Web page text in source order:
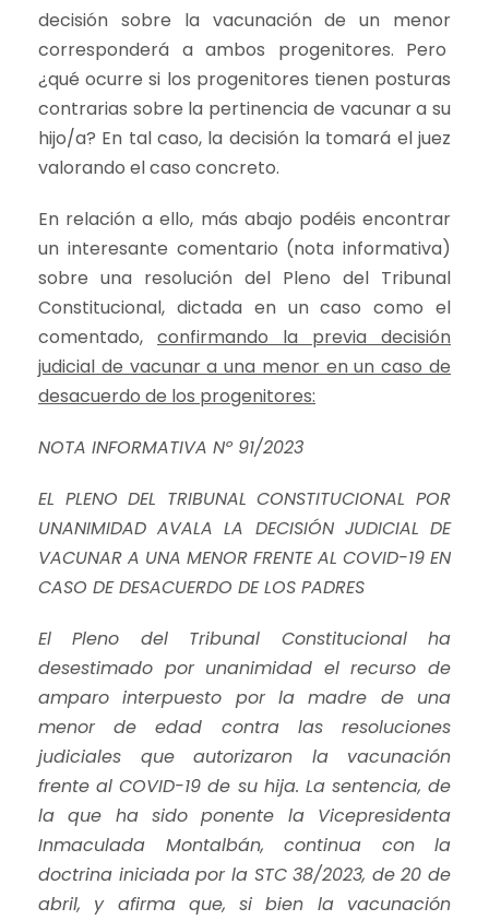
decisión sobre la vacunación de un menor
corresponderá a ambos progenitores. Pero
¿qué ocurre si los progenitores tienen posturas
contrarias sobre la pertinencia de vacunar a su
hijo/a? En tal caso, la decisión la tomará el juez
valorando el caso concreto.
En relación a ello, más abajo podéis encontrar
un interesante comentario (nota informativa)
sobre una resolución del Pleno del Tribunal
Constitucional, dictada en un caso como el
comentado, confirmando la previa decisión
judicial de vacunar a una menor en un caso de
desacuerdo de los progenitores:
NOTA INFORMATIVA Nº 91/2023
EL PLENO DEL TRIBUNAL CONSTITUCIONAL POR
UNANIMIDAD AVALA LA DECISIÓN JUDICIAL DE
VACUNAR A UNA MENOR FRENTE AL COVID-19 EN
CASO DE DESACUERDO DE LOS PADRES
El Pleno del Tribunal Constitucional ha
desestimado por unanimidad el recurso de
amparo interpuesto por la madre de una
menor de edad contra las resoluciones
judiciales que autorizaron la vacunación
frente al COVID-19 de su hija. La sentencia, de
la que ha sido ponente la Vicepresidenta
Inmaculada Montalbán, continua con la
doctrina iniciada por la STC 38/2023, de 20 de
abril, y afirma que, si bien la vacunación